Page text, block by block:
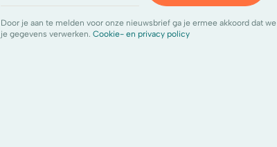
Door je aan te melden voor onze nieuwsbrief ga je ermee akkoord dat we
je gegevens verwerken. Cookie- en privacy policy